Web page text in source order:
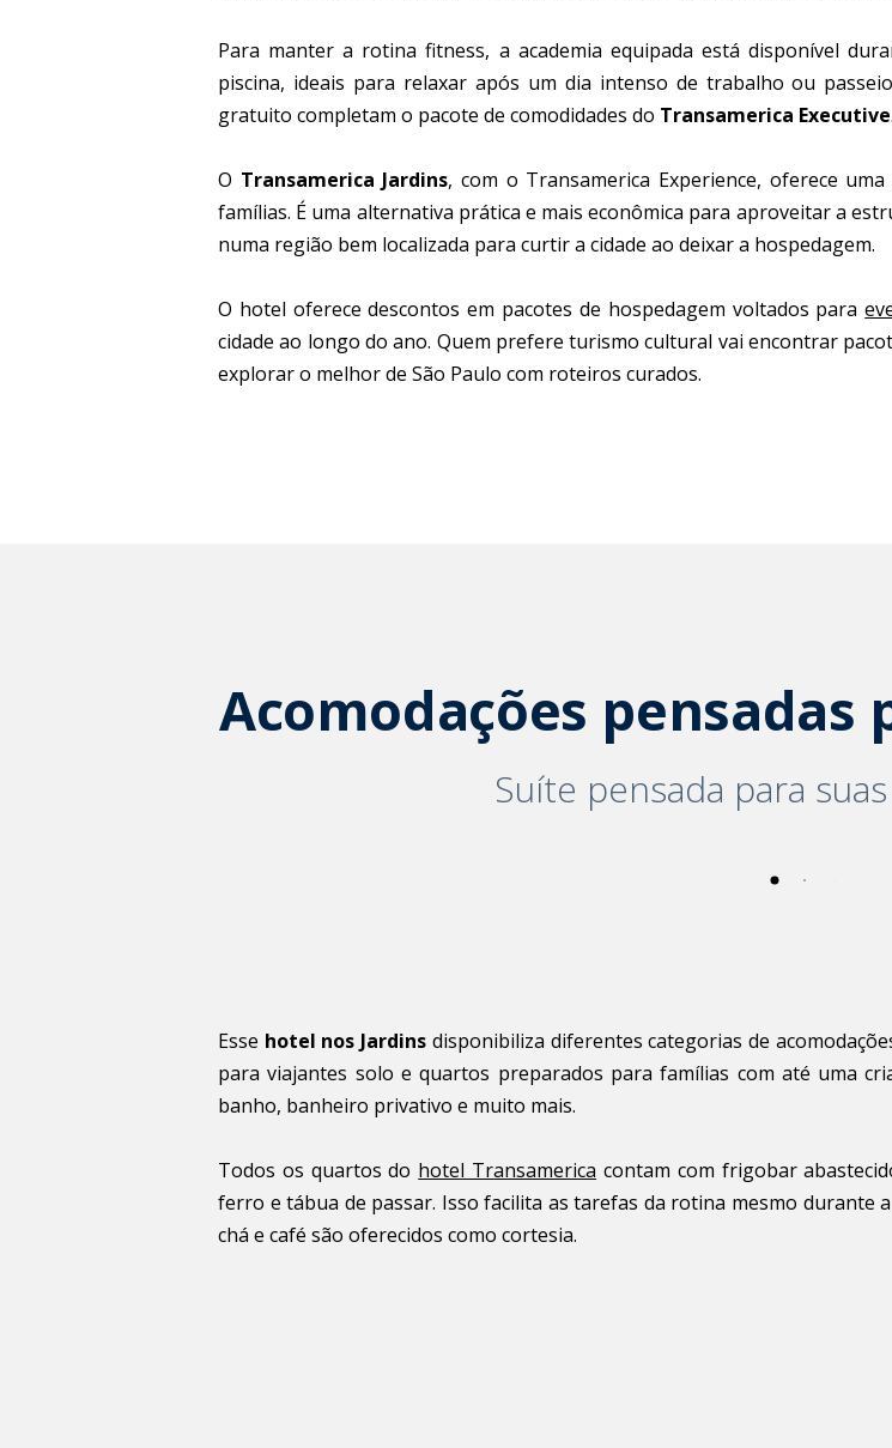
Para manter a rotina fitness, a academia equipada está disponível
piscina, ideais para relaxar após um dia intenso de trabalho ou
gratuito completam o pacote de comodidades do Transamerica Executive.
O Transamerica Jardins, com o Transamerica Experience, oferece
famílias. É uma alternativa prática e mais econômica para aproveitar a
numa região bem localizada para curtir a cidade ao deixar a hospedagem.
O hotel oferece descontos em pacotes de hospedagem voltados para
cidade ao longo do ano. Quem prefere turismo cultural vai encontrar
explorar o melhor de São Paulo com roteiros curados.
Acomodações pensadas
Suíte pensada para
Esse hotel nos Jardins disponibiliza diferentes categorias de
para viajantes solo e quartos preparados para famílias com até uma
banho, banheiro privativo e muito mais.
Todos os quartos do hotel Transamerica contam com frigobar
ferro e tábua de passar. Isso facilita as tarefas da rotina mesmo durante
chá e café são oferecidos como cortesia.